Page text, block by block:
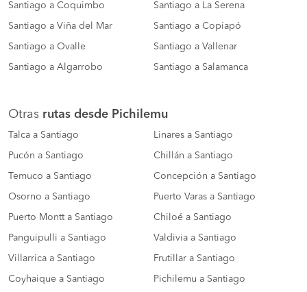
Santiago a Coquimbo Santiago a La Serena
Santiago a Viña del Mar Santiago a Copiapó
Santiago a Ovalle Santiago a Vallenar
Santiago a Algarrobo Santiago a Salamanca
Otras rutas desde Pichilemu
Talca a Santiago Linares a Santiago
Pucón a Santiago Chillán a Santiago
Temuco a Santiago Concepción a Santiago
Osorno a Santiago Puerto Varas a Santiago
Puerto Montt a Santiago Chiloé a Santiago
Panguipulli a Santiago Valdivia a Santiago
Villarrica a Santiago Frutillar a Santiago
Coyhaique a Santiago Pichilemu a Santiago